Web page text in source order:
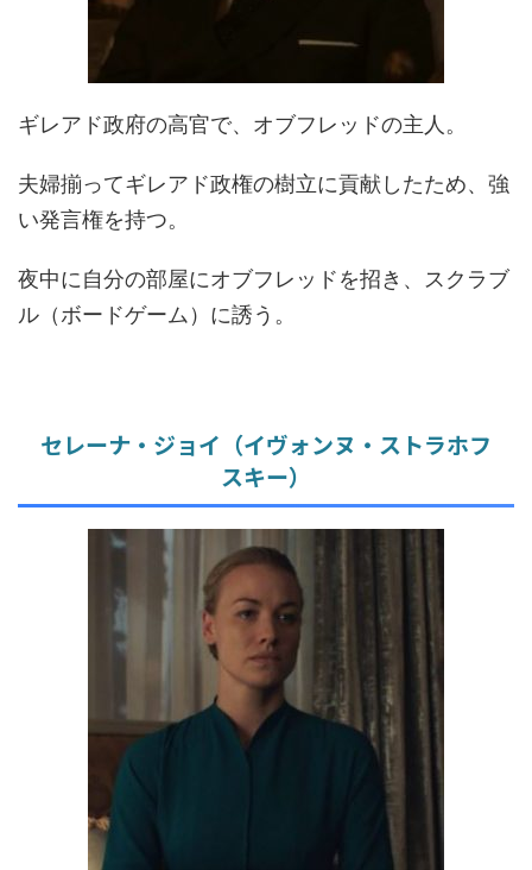
ギレアド政府の高官で、オブフレッドの主人。
夫婦揃ってギレアド政権の樹立に貢献したため、強
い発言権を持つ。
夜中に自分の部屋にオブフレッドを招き、スクラブ
ル（ボードゲーム）に誘う。
セレーナ・ジョイ（イヴォンヌ・ストラホフ
スキー）